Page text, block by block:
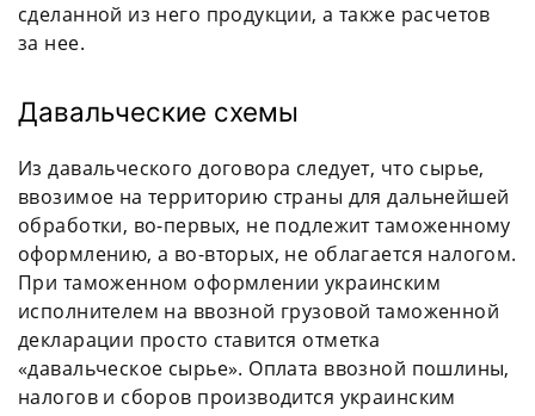
сделанной из него продукции, а также расчетов
за нее.
Давальческие схемы
Из давальческого договора следует, что сырье,
ввозимое на территорию страны для дальнейшей
обработки, во-первых, не подлежит таможенному
оформлению, а во-вторых, не облагается налогом.
При таможенном оформлении украинским
исполнителем на ввозной грузовой таможенной
декларации просто ставится отметка
«давальческое сырье». Оплата ввозной пошлины,
налогов и сборов производится украинским